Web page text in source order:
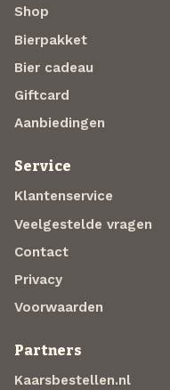
Shop
Bierpakket
Bier cadeau
Giftcard
Aanbiedingen
Service
Klantenservice
Veelgestelde vragen
Contact
Privacy
Voorwaarden
Partners
Kaarsbestellen.nl